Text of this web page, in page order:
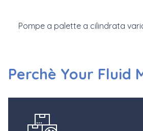
Pompe a palette a cilindrata
Perchè Your Fluid